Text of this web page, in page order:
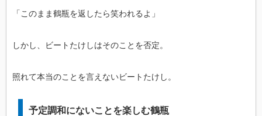
「このまま鶴瓶を返したら笑われるよ」
しかし、ビートたけしはそのことを否定。
照れて本当のことを言えないビートたけし。
予定調和にないことを楽しむ鶴瓶